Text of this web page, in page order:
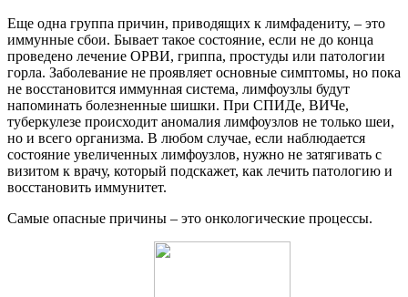
Еще одна группа причин, приводящих к лимфадениту, – это
иммунные сбои. Бывает такое состояние, если не до конца
проведено лечение ОРВИ, гриппа, простуды или патологии
горла. Заболевание не проявляет основные симптомы, но пока
не восстановится иммунная система, лимфоузлы будут
напоминать болезненные шишки. При СПИДе, ВИЧе,
туберкулезе происходит аномалия лимфоузлов не только шеи,
но и всего организма. В любом случае, если наблюдается
состояние увеличенных лимфоузлов, нужно не затягивать с
визитом к врачу, который подскажет, как лечить патологию и
восстановить иммунитет.
Самые опасные причины – это онкологические процессы.